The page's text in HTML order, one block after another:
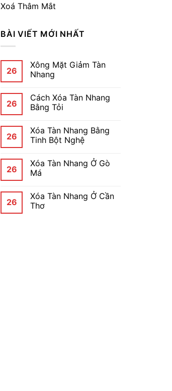
Xoá Thâm Mắt
BÀI VIẾT MỚI NHẤT
26
Xông Mặt Giảm Tàn
Nhang
26
Cách Xóa Tàn Nhang
Bằng Tỏi
26
Xóa Tàn Nhang Bằng
Tinh Bột Nghệ
26
Xóa Tàn Nhang Ở Gò
Má
26
Xóa Tàn Nhang Ở Cần
Thơ